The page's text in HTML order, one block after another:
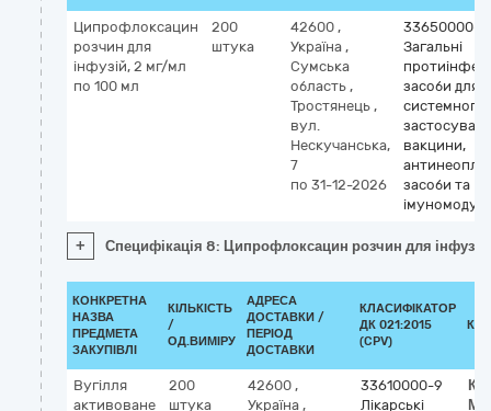
Ципрофлоксацин
розчин для
інфузій, 2 мг/мл
по 100 мл
200
штука
42600 ,
Україна ,
Сумська
область ,
Тростянець ,
вул.
Нескучанська,
7
по 31-12-2026
33650000-1
Загальні
засоби для
системного
вакцини,
засоби та
+ Специфікація 8: Ципрофлоксацин розчин для
КОНКРЕТНА
НАЗВА
ПРЕДМЕТА
ЗАКУПІВЛІ
КІЛЬКІСТЬ
/
ОД.ВИМІРУ
АДРЕСА
ДОСТАВКИ /
ПЕРІОД
ДОСТАВКИ
КЛАСИФІКАТОР
ДК 021:2015
(CPV)
Вугілля
активоване
200
штука
42600 ,
Україна ,
33610000-9
Лікарські